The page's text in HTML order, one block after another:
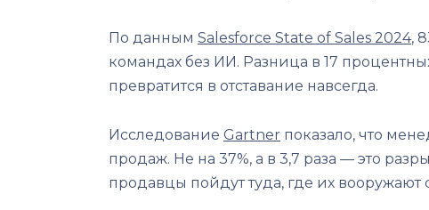
По данным Salesforce State of Sales 2024,
командах без ИИ. Разница в 17
превратится в отставание навсегда.
Исследование Gartner показало, что
продаж. Не на 37%, а в 3,7 раза — это
продавцы пойдут туда, где их